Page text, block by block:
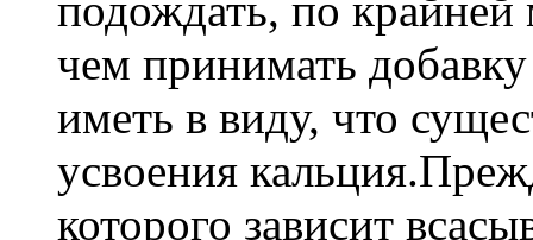
чем принимать
иметь в виду, что
усвоения
которого зависит